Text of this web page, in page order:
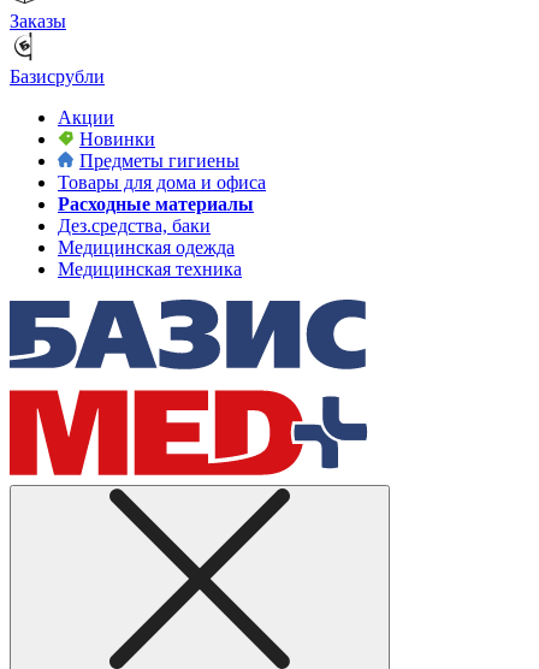
Заказы
Базисрубли
Акции
Новинки
Предметы гигиены
Товары для дома и офиса
Расходные материалы
Дез.средства, баки
Медицинская одежда
Медицинская техника